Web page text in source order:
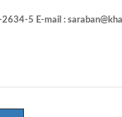
5 E-mail :